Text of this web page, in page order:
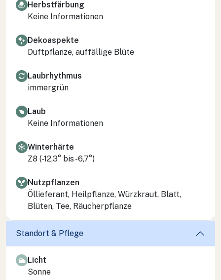
Herbstfärbung
Keine Informationen
Dekoaspekte
Duftpflanze, auffällige Blüte
Laubrhythmus
immergrün
Laub
Keine Informationen
Winterhärte
Z8 (-12,3° bis -6,7°)
Nutzpflanzen
Öllieferant, Heilpflanze, Würzkraut, Blatt,
Blüten, Tee, Räucherpflanze
Standort & Pflege
Licht
Sonne